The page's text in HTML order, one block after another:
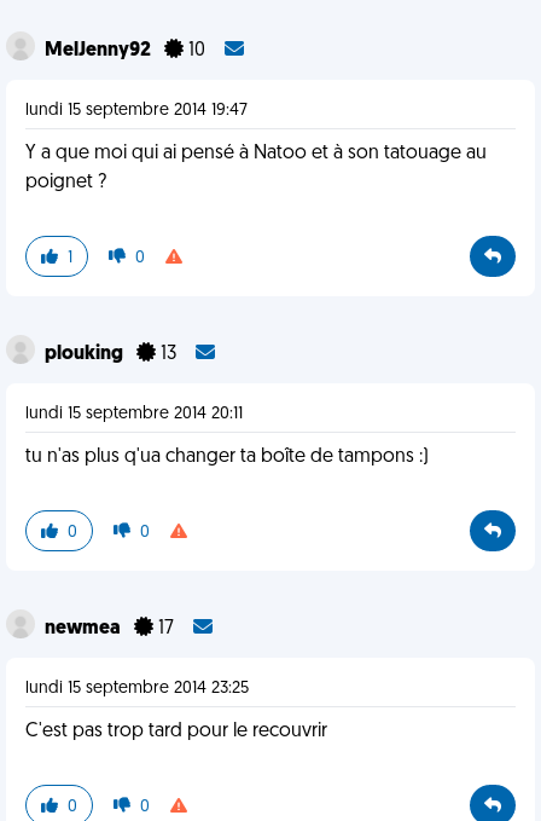
MelJenny92 10
lundi 15 septembre 2014 19:47
Y a que moi qui ai pensé à Natoo et à son tatouage au
poignet ?
1 0
plouking 13
lundi 15 septembre 2014 20:11
tu n'as plus q'ua changer ta boîte de tampons :)
0 0
newmea 17
lundi 15 septembre 2014 23:25
C'est pas trop tard pour le recouvrir
0 0